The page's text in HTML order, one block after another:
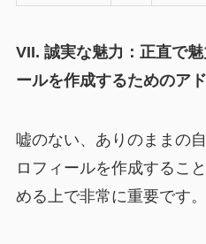
VII. 誠実な魅力：正直で
ールを作成するためのア
嘘のない、ありのままの
ロフィールを作成するこ
める上で非常に重要です。